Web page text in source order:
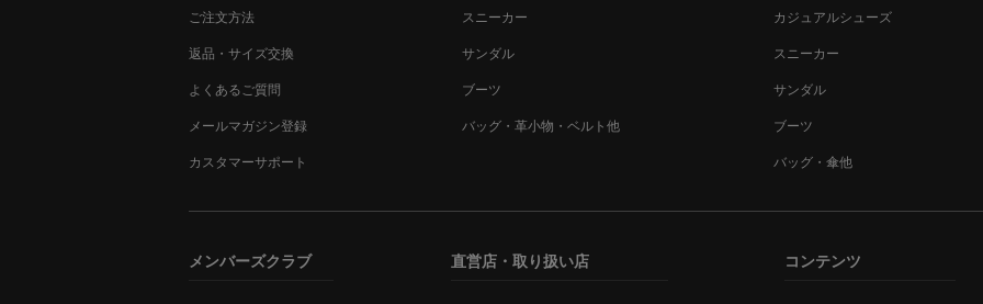
ご注文方法
返品・サイズ交換
よくあるご質問
メールマガジン登録
カスタマーサポート
スニーカー
サンダル
ブーツ
バッグ・革小物・ベルト他
カジュアルシューズ
スニーカー
サンダル
ブーツ
バッグ・傘他
メンバーズクラブ 直営店・取り扱い店 コンテンツ